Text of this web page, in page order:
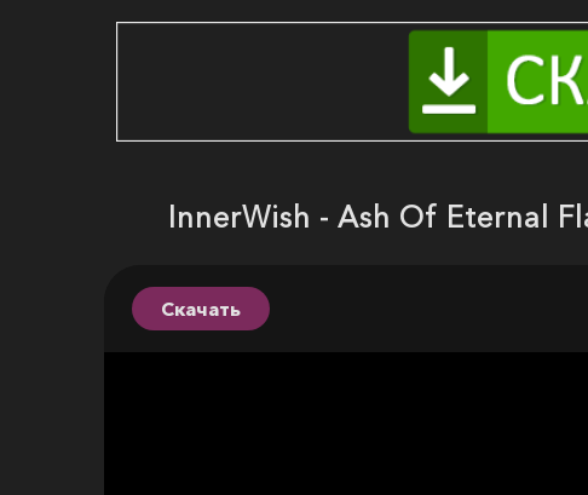
InnerWish - Ash Of Eternal
Скачать